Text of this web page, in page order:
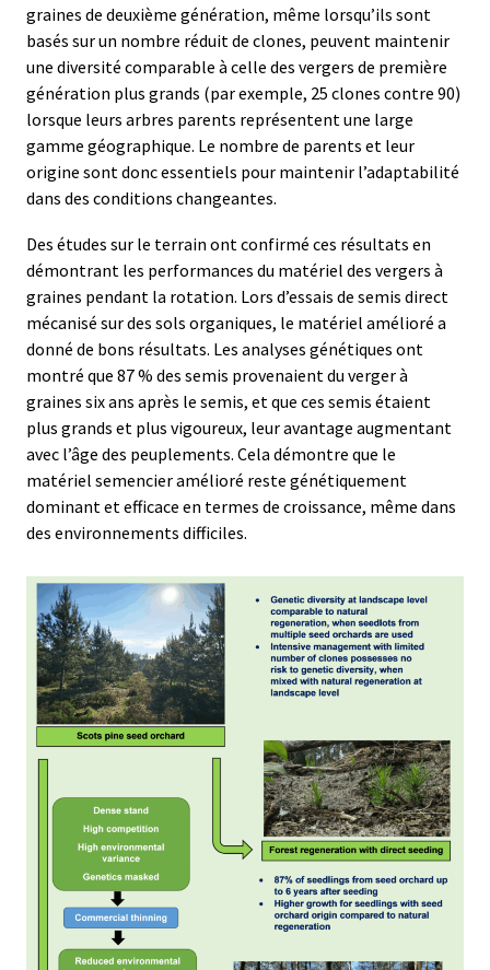
graines de deuxième génération, même lorsqu’ils sont
basés sur un nombre réduit de clones, peuvent maintenir
une diversité comparable à celle des vergers de première
génération plus grands (par exemple, 25 clones contre 90)
lorsque leurs arbres parents représentent une large
gamme géographique. Le nombre de parents et leur
origine sont donc essentiels pour maintenir l’adaptabilité
dans des conditions changeantes.
Des études sur le terrain ont confirmé ces résultats en
démontrant les performances du matériel des vergers à
graines pendant la rotation. Lors d’essais de semis direct
mécanisé sur des sols organiques, le matériel amélioré a
donné de bons résultats. Les analyses génétiques ont
montré que 87 % des semis provenaient du verger à
graines six ans après le semis, et que ces semis étaient
plus grands et plus vigoureux, leur avantage augmentant
avec l’âge des peuplements. Cela démontre que le
matériel semencier amélioré reste génétiquement
dominant et efficace en termes de croissance, même dans
des environnements difficiles.